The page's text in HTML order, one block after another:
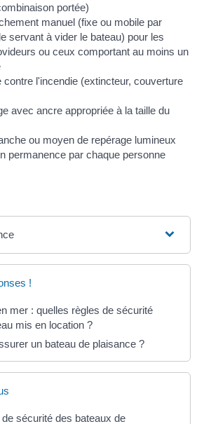
portée)
manuel (fixe ou mobile par
servant à vider le bateau) pour les
ou ceux comportant au moins un
contre l'incendie (extincteur, couverture
avec ancre appropriée à la taille du
ou moyen de repérage lumineux
permanence par chaque personne
!
mer : quelles règles de sécurité
mis en location ?
un bateau de plaisance ?
sécurité des bateaux de